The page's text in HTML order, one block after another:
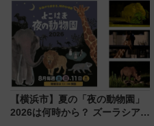
イダー」に注目 2026年夏は所
沢へ遊びに行こう
【横浜市】夏の「夜の動物園」
2026は何時から？ ズーラシア・